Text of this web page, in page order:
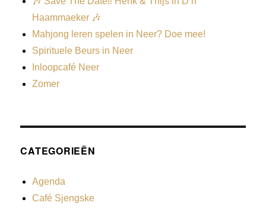
Haammaeker 🎶
Mahjong leren spelen in Neer? Doe mee!
Spirituele Beurs in Neer
Inloopcafé Neer
Zomer
CATEGORIEËN
Agenda
Café Sjengske